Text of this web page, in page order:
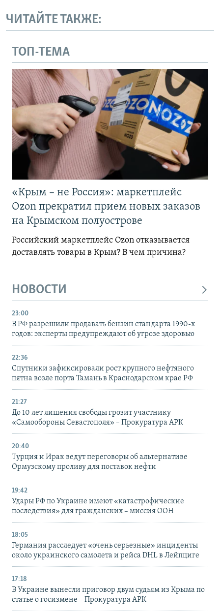
ЧИТАЙТЕ ТАКЖЕ:
ТОП-ТЕМА
«Крым – не Россия»: маркетплейс
Ozon прекратил прием новых заказов
на Крымском полуострове
Российский маркетплейс Ozon отказывается
доставлять товары в Крым? В чем причина?
НОВОСТИ
23:00
В РФ разрешили продавать бензин стандарта 1990-х
годов: эксперты предупреждают об угрозе здоровью
22:36
Спутники зафиксировали рост крупного нефтяного
пятна возле порта Тамань в Краснодарском крае РФ
21:27
До 10 лет лишения свободы грозит участнику
«Самообороны Севастополя» – Прокуратура АРК
20:40
Турция и Ирак ведут переговоры об альтернативе
Ормузскому проливу для поставок нефти
19:42
Удары РФ по Украине имеют «катастрофические
последствия» для гражданских – миссия ООН
18:05
Германия расследует «очень серьезные» инциденты
около украинского самолета и рейса DHL в Лейпциге
17:18
В Украине вынесли приговор двум судьям из Крыма по
статье о госизмене – Прокуратура АРК